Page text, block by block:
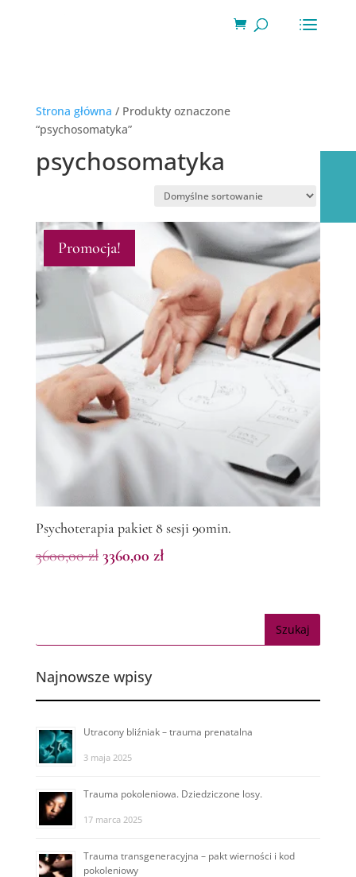
Strona główna / Produkty oznaczone
“psychosomatyka”
psychosomatyka
Promocja!
Psychoterapia pakiet 8 sesji 90min.
3600,00zł Pierwotna
3360,00 złAktualna
Najnowsze wpisy
Utracony bliźniak – trauma prenatalna
3 maja 2025
Trauma pokoleniowa. Dziedziczone losy.
17 marca 2025
Trauma transgeneracyjna – pakt wierności i kod
pokoleniowy